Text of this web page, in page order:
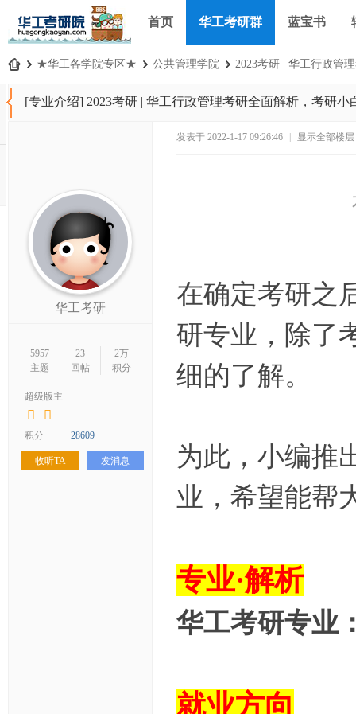
首页 华工考研群 蓝宝书
华
› ★华工各学院专区★ › 公共管理学院 › 2023考研 | 华工行政管
[专业介绍] 2023考研 | 华工行政管理考研全面解析，考研小
华工考研
5957
主题
23
回帖
2万
积分
超级版主
积分 28609
收听TA 发消息
发表于 2022-1-17 09:26:46 显示全部楼层
在确定考研之
研专业，除了
细的了解。
为此，小编推
业，希望能帮
专业·解析
华工考研专业
就业方向